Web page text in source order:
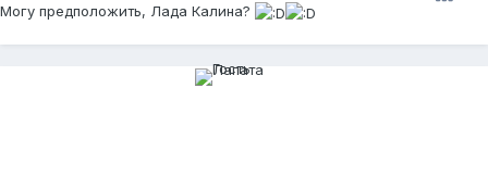
Могу предположить, Лада Калина?